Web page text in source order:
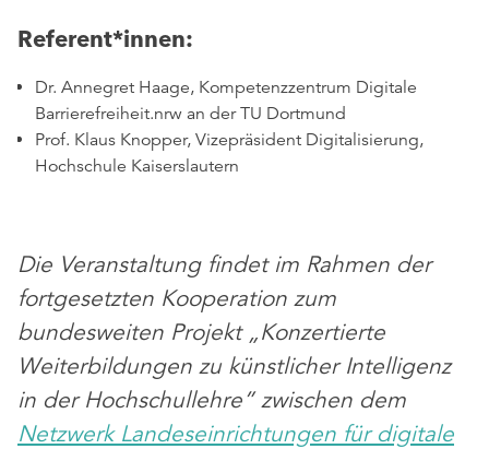
Referent*innen:
Dr. Annegret Haage, Kompetenzzentrum Digitale
Barrierefreiheit.nrw an der TU Dortmund
Prof. Klaus Knopper, Vizepräsident Digitalisierung,
Hochschule Kaiserslautern
Die Veranstaltung findet im Rahmen der
fortgesetzten Kooperation zum
bundesweiten Projekt „Konzertierte
Weiterbildungen zu künstlicher Intelligenz
in der Hochschullehre” zwischen dem
Netzwerk Landeseinrichtungen für digitale